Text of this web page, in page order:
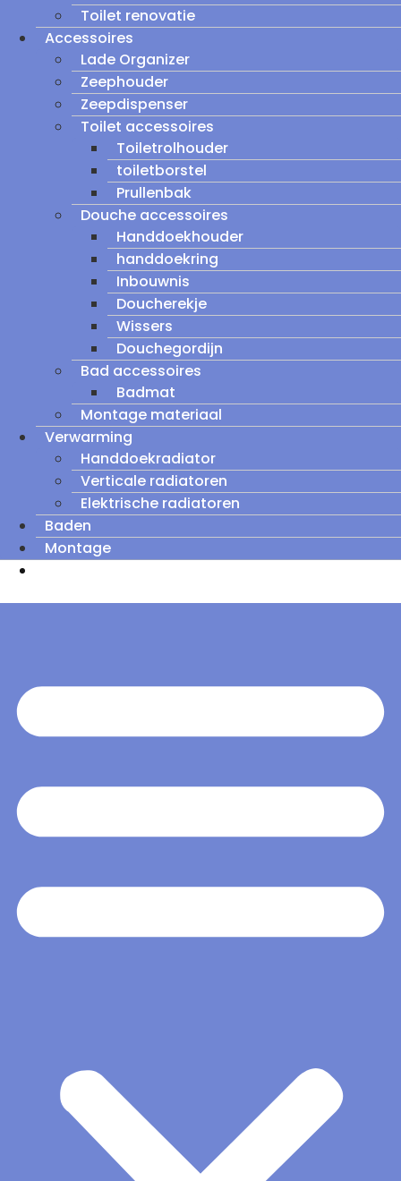
Toilet renovatie
Accessoires
Lade Organizer
Zeephouder
Zeepdispenser
Toilet accessoires
Toiletrolhouder
toiletborstel
Prullenbak
Douche accessoires
Handdoekhouder
handdoekring
Inbouwnis
Doucherekje
Wissers
Douchegordijn
Bad accessoires
Badmat
Montage materiaal
Verwarming
Handdoekradiator
Verticale radiatoren
Elektrische radiatoren
Baden
Montage